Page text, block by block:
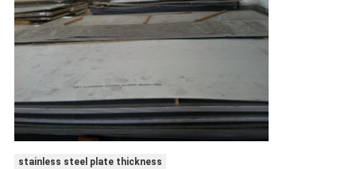
stainless steel plate thickness